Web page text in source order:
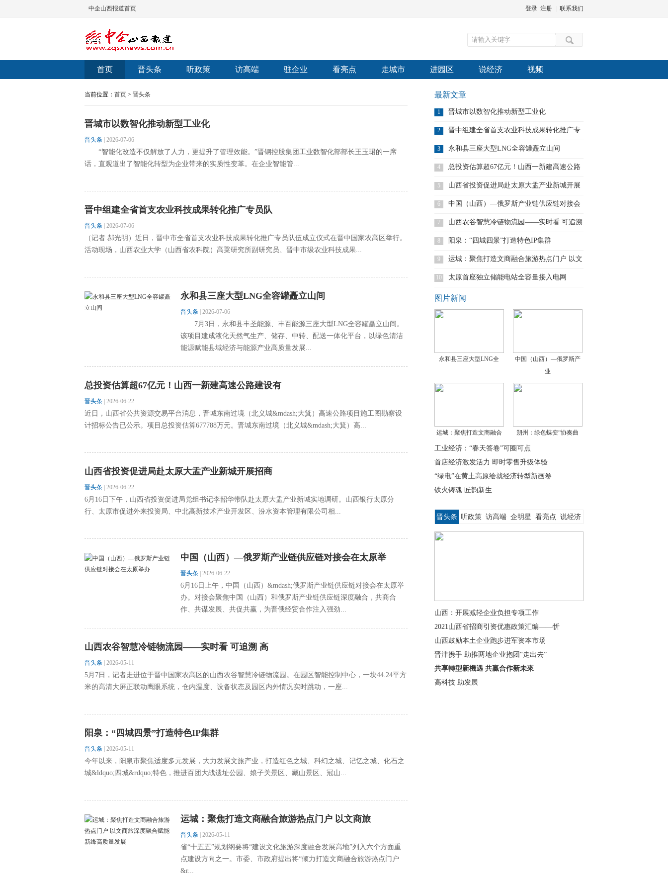
中企山西报道首页 登录 注册 联系我们
首页 晋头条 听政策 访高端 驻企业 看亮点 走城市 进园区 说经济 视频
当前位置： 首页> 晋头条
晋城市以数智化推动新型工业化
晋头条 2026-07-06
“智能化改造不仅解放了人力，更提升了管理效能。”晋钢控股集团工业数智化部部长王玉珺的一席
话，直观道出了智能化转型为企业带来的实质性变革。在企业智能管...
晋中组建全省首支农业科技成果转化推广专员队
晋头条 2026-07-06
（记者 郝光明）近日，晋中市全省首支农业科技成果转化推广专员队伍成立仪式在晋中国家农高区举行。
活动现场，山西农业大学（山西省农科院）高粱研究所副研究员、晋中市级农业科技成果...
永和县三座大型LNG全容罐矗立山间
晋头条 2026-07-06
7月3日，永和县丰圣能源、丰百能源三座大型LNG全容罐矗立山间。
该项目建成液化天然气生产、储存、中转、配送一体化平台，以绿色清洁
能源赋能县域经济与能源产业高质量发展...
总投资估算超67亿元！山西一新建高速公路建设有
晋头条 2026-06-22
近日，山西省公共资源交易平台消息，晋城东南过境（北义城&mdash;大箕）高速公路项目施工图勘察设
计招标公告已公示。项目总投资估算677788万元。晋城东南过境（北义城&mdash;大箕）高...
山西省投资促进局赴太原大盂产业新城开展招商
晋头条 2026-06-22
6月16日下午，山西省投资促进局党组书记李韶华带队赴太原大盂产业新城实地调研。山西银行太原分
行、太原市促进外来投资局、中北高新技术产业开发区、汾水资本管理有限公司相...
中国（山西）—俄罗斯产业链供应链对接会在太原举
晋头条 2026-06-22
6月16日上午，中国（山西）&mdash;俄罗斯产业链供应链对接会在太原举
办。对接会聚焦中国（山西）和俄罗斯产业链供应链深度融合，共商合
作、共谋发展、共促共赢，为晋俄经贸合作注入强劲...
山西农谷智慧冷链物流园——实时看 可追溯 高
晋头条 2026-05-11
5月7日，记者走进位于晋中国家农高区的山西农谷智慧冷链物流园。在园区智能控制中心，一块44.24平方
米的高清大屏正联动鹰眼系统，仓内温度、设备状态及园区内外情况实时跳动，一座...
阳泉：“四城四景”打造特色IP集群
晋头条 2026-05-11
今年以来，阳泉市聚焦适度多元发展，大力发展文旅产业，打造红色之城、科幻之城、记忆之城、化石之
城&ldquo;四城&rdquo;特色，推进百团大战遗址公园、娘子关景区、藏山景区、冠山...
运城：聚焦打造文商融合旅游热点门户 以文商旅
晋头条 2026-05-11
省“十五五”规划纲要将“建设文化旅游深度融合发展高地”列入六个方面重
点建设方向之一。市委、市政府提出将“倾力打造文商融合旅游热点门户
&r...
最新文章
1 晋城市以数智化推动新型工业化
2
晋中组建全省首支农业科技成果转化推广专
员
3 永和县三座大型LNG全容罐矗立山间
4
总投资估算超67亿元！山西一新建高速公路
建设
5
山西省投资促进局赴太原大盂产业新城开展
招
6
中国（山西）—俄罗斯产业链供应链对接会
在太原
7 山西农谷智慧冷链物流园——实时看 可追溯
8 阳泉：“四城四景”打造特色IP集群
9
运城：聚焦打造文商融合旅游热点门户 以文
商
10 太原首座独立储能电站全容量接入电网
图片新闻
永和县三座大型LNG全
中国（山西）—俄罗斯产
业
运城：聚焦打造文商融合 朔州：绿色蝶变“协奏曲
工业经济：“春天答卷”可圈可点
首店经济激发活力 即时零售升级体验
“绿电”在黄土高原绘就经济转型新画卷
铁火铸魂 匠韵新生
晋头条 听政策 访高端 企明星 看亮点 说经济
山西：开展减轻企业负担专项工作
2021山西省招商引资优惠政策汇编——忻
山西鼓励本土企业跑步进军资本市场
晋津携手 助推两地企业抱团“走出去”
共享轉型新機遇 共贏合作新未來
高科技 助发展